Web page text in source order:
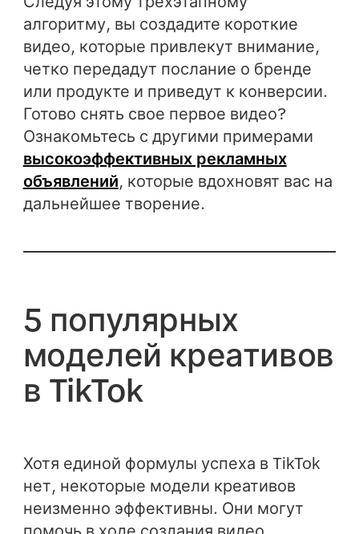
алгоритму, вы создадите короткие
видео, которые привлекут внимание,
четко передадут послание о бренде
или продукте и приведут к конверсии.
Готово снять свое первое видео?
Ознакомьтесь с другими примерами
высокоэффективных рекламных
объявлений, которые вдохновят вас на
дальнейшее творение.
5 популярных
моделей креативов
в TikTok
Хотя единой формулы успеха в TikTok
нет, некоторые модели креативов
неизменно эффективны. Они могут